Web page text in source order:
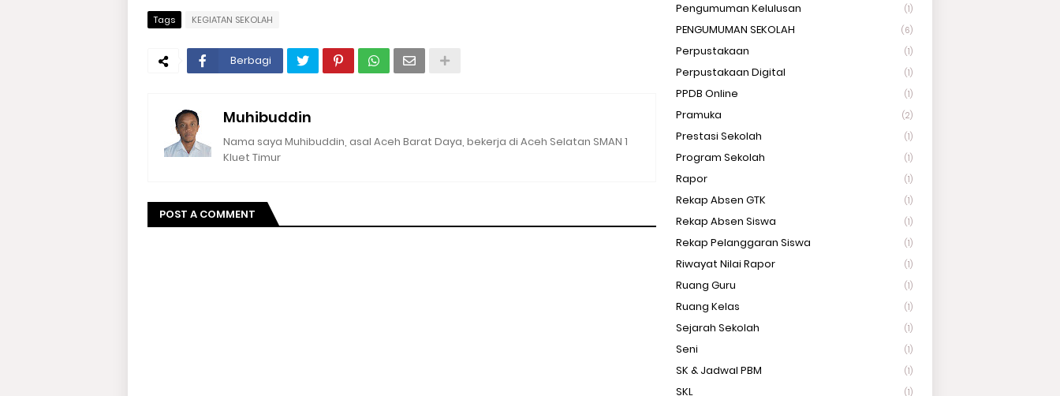
Tags KEGIATAN SEKOLAH
Berbagi
Muhibuddin
Nama saya Muhibuddin, asal Aceh Barat Daya, bekerja di Aceh Selatan SMAN 1
Kluet Timur
POST A COMMENT
Pengumuman Kelulusan (1)
PENGUMUMAN SEKOLAH (6)
Perpustakaan (1)
Perpustakaan Digital (1)
PPDB Online (1)
Pramuka (2)
Prestasi Sekolah (1)
Program Sekolah (1)
Rapor (1)
Rekap Absen GTK (1)
Rekap Absen Siswa (1)
Rekap Pelanggaran Siswa (1)
Riwayat Nilai Rapor (1)
Ruang Guru (1)
Ruang Kelas (1)
Sejarah Sekolah (1)
Seni (1)
SK & Jadwal PBM (1)
SKL (1)